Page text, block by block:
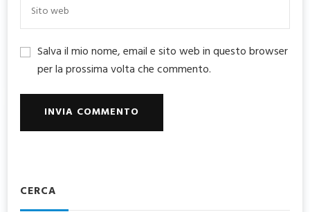
Salva il mio nome, email e sito web in questo browser
per la prossima volta che commento.
CERCA